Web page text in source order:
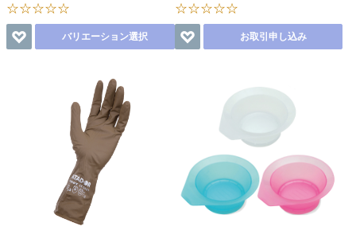
☆☆☆☆☆
バリエーション選択
☆☆☆☆☆
お取引申し込み